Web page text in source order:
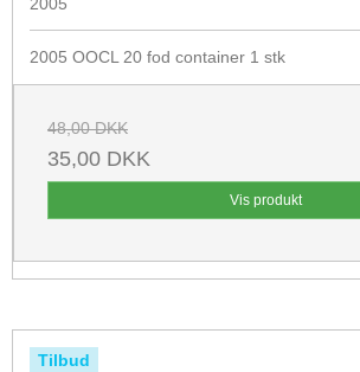
2005 OOCL 20 fod container 1 stk
48,00 DKK
35,00 DKK
Vis produkt
Tilbud